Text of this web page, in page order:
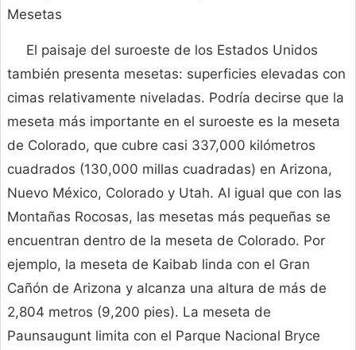
Mesetas
El paisaje del suroeste de los Estados Unidos
también presenta mesetas: superficies elevadas con
cimas relativamente niveladas. Podría decirse que la
meseta más importante en el suroeste es la meseta
de Colorado, que cubre casi 337,000 kilómetros
cuadrados (130,000 millas cuadradas) en Arizona,
Nuevo México, Colorado y Utah. Al igual que con las
Montañas Rocosas, las mesetas más pequeñas se
encuentran dentro de la meseta de Colorado. Por
ejemplo, la meseta de Kaibab linda con el Gran
Cañón de Arizona y alcanza una altura de más de
2,804 metros (9,200 pies). La meseta de
Paunsaugunt limita con el Parque Nacional Bryce